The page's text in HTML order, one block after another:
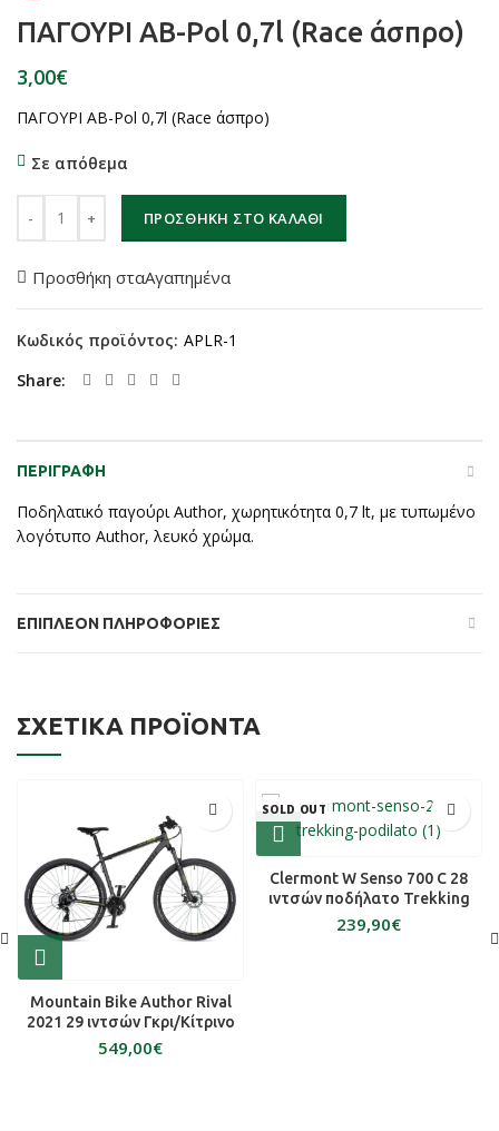
ΠΑΓΟΥΡΙ AB-Pol 0,7l (Race άσπρο)
€
ΠΑΓΟΥΡΙ AB-Pol 0,7l (Race άσπρο)
Σε απόθεμα
ΠΡΟΣΘΉΚΗ ΣΤΟ ΚΑΛΆΘΙ
Προσθήκη σταΑγαπημένα
Κωδικός προϊόντος: APLR-1
Share
ΠΕΡΙΓΡΑΦΉ
Ποδηλατικό παγούρι Author, χωρητικότητα 0,7 lt, με τυπωμένο
λογότυπο Author, λευκό χρώμα.
ΕΠΙΠΛΈΟΝ ΠΛΗΡΟΦΟΡΊΕΣ
ΣΧΕΤΙΚΆ ΠΡΟΪΌΝΤΑ
Mountain Bike Author Rival
2021 29 ιντσών Γκρι/Κίτρινο
€
SOLD OUT
Clermont W Senso 700 C 28
ιντσών ποδήλατο Trekking
€